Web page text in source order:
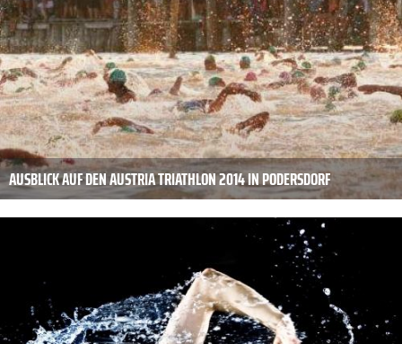
AUSBLICK AUF DEN AUSTRIA TRIATHLON 2014 IN PODERSDORF